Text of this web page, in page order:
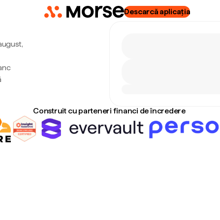
Descarcă aplicația
Construit cu parteneri financi de încredere